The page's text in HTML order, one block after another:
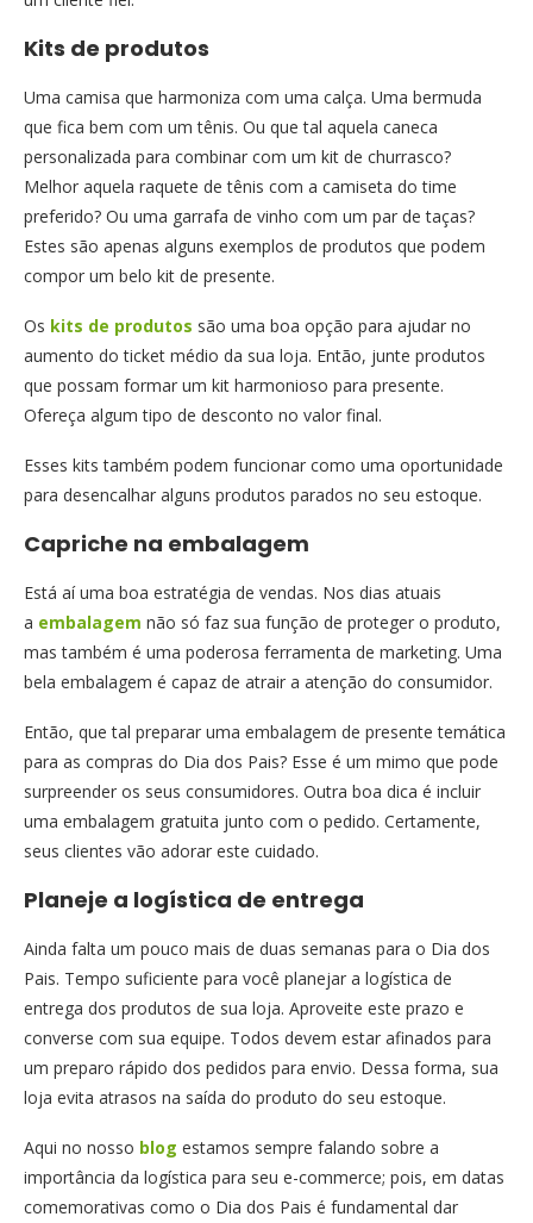
Kits de produtos
Uma camisa que harmoniza com uma calça. Uma bermuda
que fica bem com um tênis. Ou que tal aquela caneca
personalizada para combinar com um kit de churrasco?
Melhor aquela raquete de tênis com a camiseta do time
preferido? Ou uma garrafa de vinho com um par de taças?
Estes são apenas alguns exemplos de produtos que podem
compor um belo kit de presente.
Os kits de produtos são uma boa opção para ajudar no
aumento do ticket médio da sua loja. Então, junte produtos
que possam formar um kit harmonioso para presente.
Ofereça algum tipo de desconto no valor final.
Esses kits também podem funcionar como uma oportunidade
para desencalhar alguns produtos parados no seu estoque.
Capriche na embalagem
Está aí uma boa estratégia de vendas. Nos dias atuais
a embalagem não só faz sua função de proteger o produto,
mas também é uma poderosa ferramenta de marketing. Uma
bela embalagem é capaz de atrair a atenção do consumidor.
Então, que tal preparar uma embalagem de presente temática
para as compras do Dia dos Pais? Esse é um mimo que pode
surpreender os seus consumidores. Outra boa dica é incluir
uma embalagem gratuita junto com o pedido. Certamente,
seus clientes vão adorar este cuidado.
Planeje a logística de entrega
Ainda falta um pouco mais de duas semanas para o Dia dos
Pais. Tempo suficiente para você planejar a logística de
entrega dos produtos de sua loja. Aproveite este prazo e
converse com sua equipe. Todos devem estar afinados para
um preparo rápido dos pedidos para envio. Dessa forma, sua
loja evita atrasos na saída do produto do seu estoque.
Aqui no nosso blog estamos sempre falando sobre a
importância da logística para seu e-commerce; pois, em datas
comemorativas como o Dia dos Pais é fundamental dar